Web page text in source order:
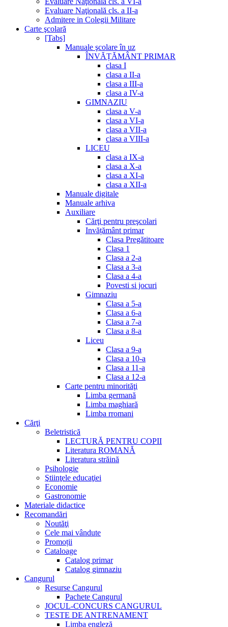
Evaluare Naţională cls. a II-a
Admitere in Colegii Militare
Carte şcolară
[Tabs]
Manuale şcolare în uz
ÎNVĂȚĂMÂNT PRIMAR
clasa I
clasa a II-a
clasa a III-a
clasa a IV-a
GIMNAZIU
clasa a V-a
clasa a VI-a
clasa a VII-a
clasa a VIII-a
LICEU
clasa a IX-a
clasa a X-a
clasa a XI-a
clasa a XII-a
Manuale digitale
Manuale arhiva
Auxiliare
Cărţi pentru preşcolari
Invățământ primar
Clasa Pregătitoare
Clasa 1
Clasa a 2-a
Clasa a 3-a
Clasa a 4-a
Povesti si jocuri
Gimnaziu
Clasa a 5-a
Clasa a 6-a
Clasa a 7-a
Clasa a 8-a
Liceu
Clasa a 9-a
Clasa a 10-a
Clasa a 11-a
Clasa a 12-a
Carte pentru minorităţi
Limba germană
Limba maghiară
Limba rromani
Cărţi
Beletristică
LECTURĂ PENTRU COPII
Literatura ROMANĂ
Literatura străină
Psihologie
Ştiinţele educaţiei
Economie
Gastronomie
Materiale didactice
Recomandări
Noutăţi
Cele mai vândute
Promoții
Cataloage
Catalog primar
Catalog gimnaziu
Cangurul
Resurse Cangurul
Pachete Cangurul
JOCUL-CONCURS CANGURUL
TESTE DE ANTRENAMENT
Limba engleză